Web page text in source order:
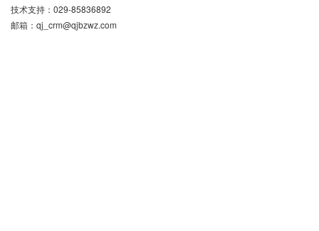
技术支持：029-85836892
邮箱： qj_crm@qjbzwz.com